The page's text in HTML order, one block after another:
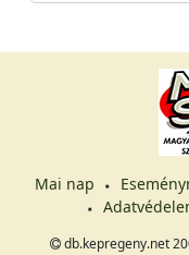
Mai nap
db.kepregeny.net